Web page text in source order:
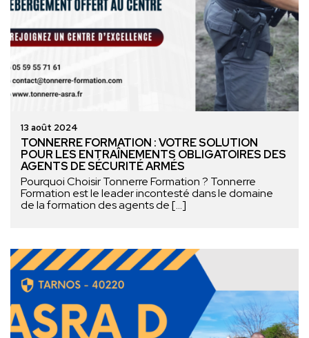
13 août 2024
TONNERRE FORMATION : VOTRE SOLUTION
POUR LES ENTRAÎNEMENTS OBLIGATOIRES DES
AGENTS DE SÉCURITÉ ARMÉS
Pourquoi Choisir Tonnerre Formation ? Tonnerre
Formation est le leader incontesté dans le domaine
de la formation des agents de […]